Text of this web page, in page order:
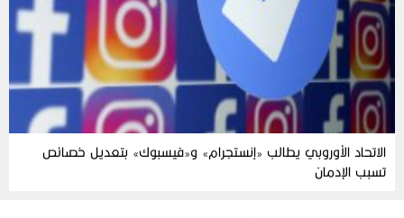
الاتحاد الأوروبي يطالب «إنستجرام» و«فيسبوك» بتعديل خصائص
تسبب الإدمان